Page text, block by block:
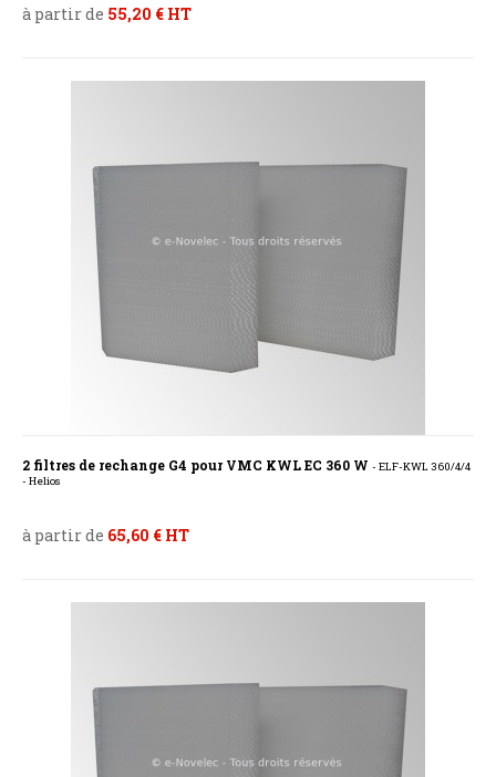
à partir de 55,20 € HT
2 filtres de rechange G4 pour VMC KWL EC 360 W - ELF-KWL 360/4/4
- Helios
à partir de 65,60 € HT